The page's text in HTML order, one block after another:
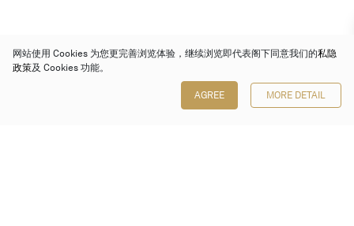
网站使用 Cookies 为您更完善浏览体验，继续浏览即代表阁下同意我们的私隐
政策及 Cookies 功能。
AGREE MORE DETAIL